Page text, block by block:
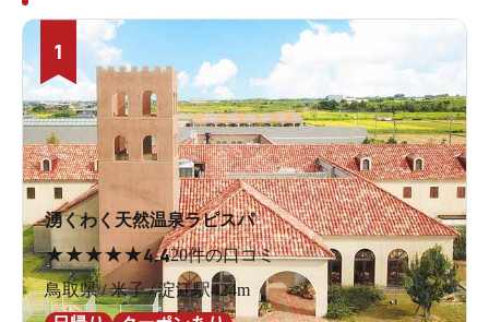
1
湧くわく天然温泉ラピスパ
★★★★★4.420件の口コミ
鳥取県 / 米子 / 淀江駅424m